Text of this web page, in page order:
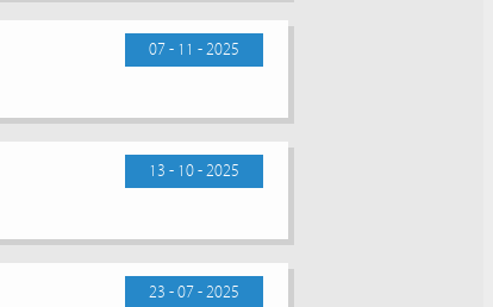
07 - 11 - 2025
13 - 10 - 2025
23 - 07 - 2025